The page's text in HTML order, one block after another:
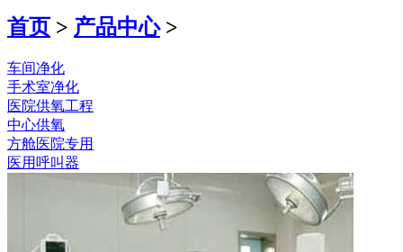
首页 > 产品中心>
车间净化
手术室净化
医院供氧工程
中心供氧
方舱医院专用
医用呼叫器